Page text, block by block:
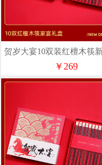
贺岁大宴10双装红檀木筷
商务餐筷雅礼定制属礼
￥269